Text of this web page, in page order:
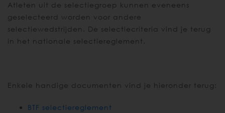
Atleten uit de selectiegroep kunnen eveneens
geselecteerd worden voor andere
selectiewedstrijden. De selectiecriteria vind je terug
in het nationale selectiereglement.
Enkele handige documenten vind je hieronder terug:
BTF selectiereglement